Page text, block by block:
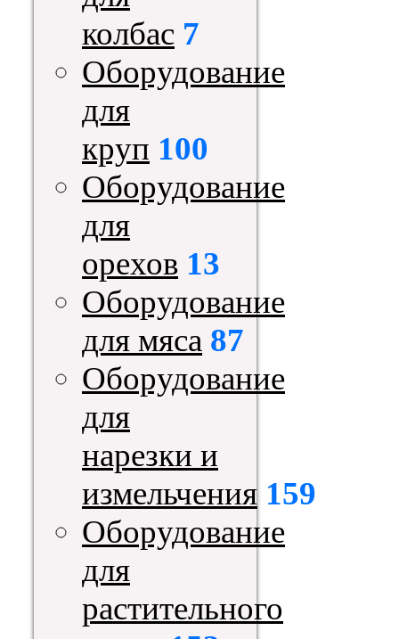
колбас 7
Оборудование
для
круп 100
Оборудование
для
орехов 13
Оборудование
для мяса 87
Оборудование
для
нарезки и
измельчения 159
Оборудование
для
растительного